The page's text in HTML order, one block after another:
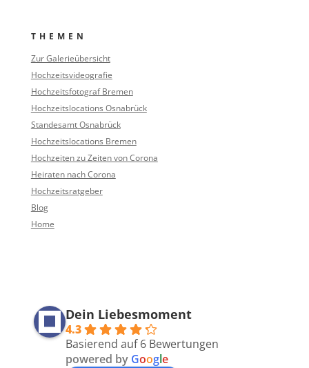
THEMEN
Zur Galerieübersicht
Hochzeitsvideografie
Hochzeitsfotograf Bremen
Hochzeitslocations Osnabrück
Standesamt Osnabrück
Hochzeitslocations Bremen
Hochzeiten zu Zeiten von Corona
Heiraten nach Corona
Hochzeitsratgeber
Blog
Home
Dein Liebesmoment
4.3
Basierend auf 6 Bewertungen
powered by Google